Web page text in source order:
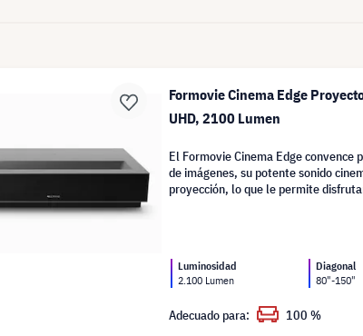
Formovie Cinema Edge
UHD, 2100 Lumen
El Formovie Cinema Edge convence
de imágenes, su potente sonido
proyección, lo que le permite
Luminosidad
2.100 Lumen
Diagonal
80"-150"
Adecuado para: 100 %